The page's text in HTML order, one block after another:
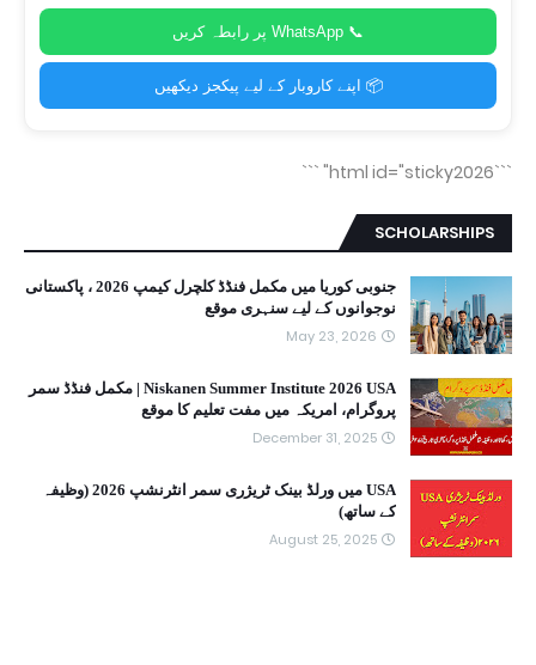
📞 WhatsApp پر رابطہ کریں
📦 اپنے کاروبار کے لیے پیکجز دیکھیں
```html id="sticky2026"
```
SCHOLARSHIPS
جنوبی کوریا میں مکمل فنڈڈ کلچرل کیمپ 2026 ، پاکستانی
نوجوانوں کے لیے سنہری موقع
May 23, 2026
Niskanen Summer Institute 2026 USA | مکمل فنڈڈ سمر
پروگرام، امریکہ میں مفت تعلیم کا موقع
December 31, 2025
USA میں ورلڈ بینک ٹریژری سمر انٹرنشپ 2026 (وظیفہ
کے ساتھ)
August 25, 2025